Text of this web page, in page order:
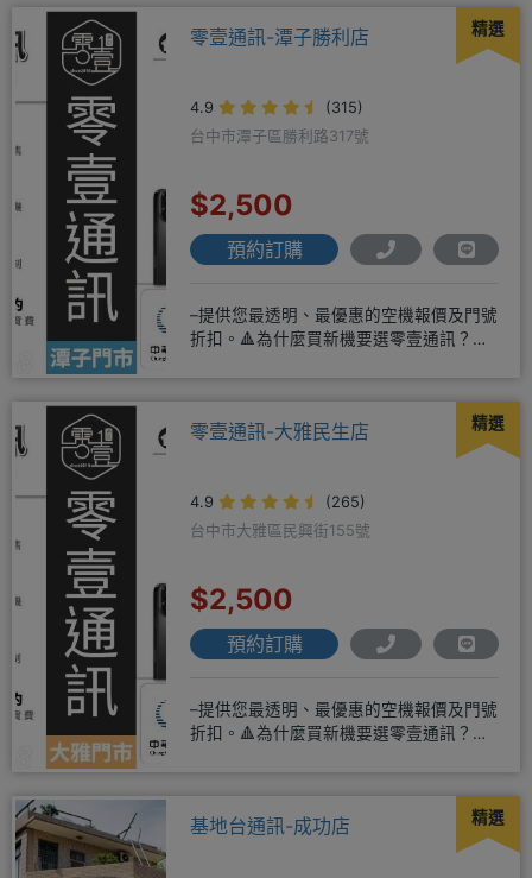
精選
零壹通訊-潭子勝利店
4.9
(315)
台中市潭子區勝利路317號
$2,500
預約訂購
–提供您最透明、最優惠的空機報價及門號
折扣。🔺為什麼買新機要選零壹通訊？
精選
零壹通訊-大雅民生店
4.9
(265)
台中市大雅區民興街155號
$2,500
預約訂購
–提供您最透明、最優惠的空機報價及門號
折扣。🔺為什麼買新機要選零壹通訊？
精選
基地台通訊-成功店